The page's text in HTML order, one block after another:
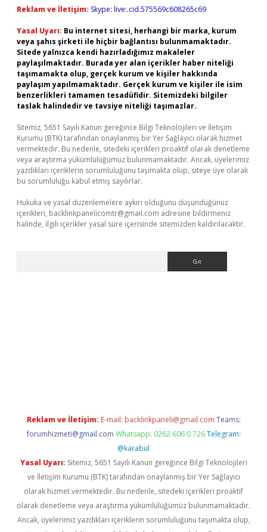
Reklam ve İletişim: Skype: live:.cid.575569c608265c69
Yasal Uyarı: Bu internet sitesi, herhangi bir marka, kurum
veya şahıs şirketi ile hiçbir bağlantısı bulunmamaktadır.
Sitede yalnızca kendi hazırladığımız makaleler
paylaşılmaktadır. Burada yer alan içerikler haber niteliği
taşımamakta olup, gerçek kurum ve kişiler hakkında
paylaşım yapılmamaktadır. Gerçek kurum ve kişiler ile isim
benzerlikleri tamamen tesadüfidir. Sitemizdeki bilgiler
taslak halindedir ve tavsiye niteliği taşımazlar.
Sitemiz, 5651 Sayılı Kanun gereğince Bilgi Teknolojileri ve İletişim
Kurumu (BTK) tarafından onaylanmış bir Yer Sağlayıcı olarak hizmet
vermektedir. Bu nedenle, sitedeki içerikleri proaktif olarak denetleme
veya araştırma yükümlülüğümüz bulunmamaktadır. Ancak, üyelerimiz
yazdıkları içeriklerin sorumluluğunu taşımakta olup, siteye üye olarak
bu sorumluluğu kabul etmiş sayılırlar.
Hukuka ve yasal düzenlemelere aykırı olduğunu düşündüğünüz
içerikleri, backlinkpanelicomtr@gmail.com adresine bildirmeniz
halinde, ilgili içerikler yasal süre içerisinde sitemizden kaldırılacaktır.
Reklam ve İletişim: E-mail: backlinkpaneli@gmail.com Teams:
forumhizmeti@gmail.com Whatsapp: 0262 606 0 726 Telegram:
@karabul
Yasal Uyarı: Sitemiz, 5651 Sayılı Kanun gereğince Bilgi Teknolojileri
ve İletişim Kurumu (BTK) tarafından onaylanmış bir Yer Sağlayıcı
olarak hizmet vermektedir. Bu nedenle, sitedeki içerikleri proaktif
olarak denetleme veya araştırma yükümlülüğümüz bulunmamaktadır.
Ancak, üyelerimiz yazdıkları içeriklerin sorumluluğunu taşımakta olup,